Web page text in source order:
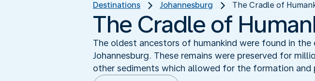
Destinations Johannesburg The Cradle of
The Cradle of
The oldest ancestors of humankind were found in
Johannesburg. These remains were preserved for
other sediments which allowed for the formation and